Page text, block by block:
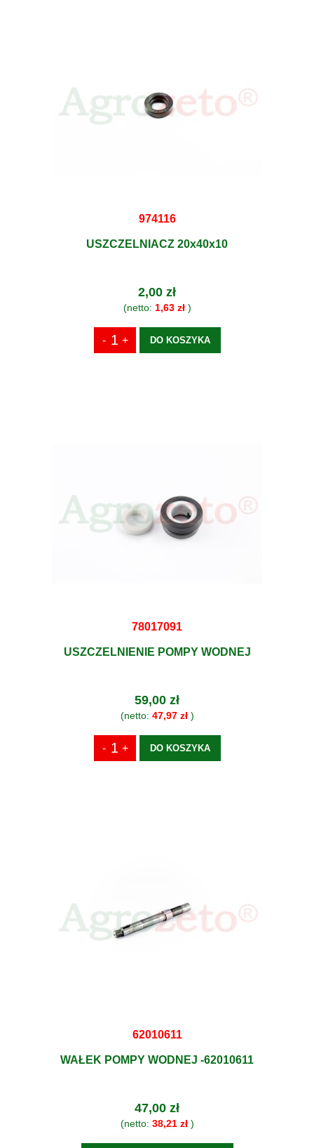
974116
USZCZELNIACZ 20x40x10
2,00 zł
(netto: 1,63 zł)
DO KOSZYKA
78017091
USZCZELNIENIE POMPY WODNEJ
59,00 zł
(netto: 47,97 zł)
DO KOSZYKA
62010611
WAŁEK POMPY WODNEJ -62010611
47,00 zł
(netto: 38,21 zł)